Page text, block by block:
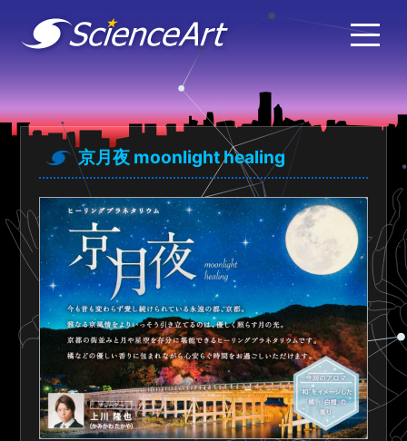
京月夜 moonlight healing